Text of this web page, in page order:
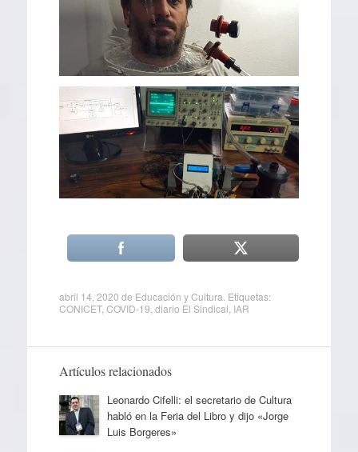
abril 14, 2020 de Educación y Cultura . Etiquetas:
CONICET, COVID-19 diario El Sindical IAR
Artículos relacionados
Leonardo Cifelli: el secretario de Cultura
habló en la Feria del Libro y dijo «Jorge
Luis Borgeres»